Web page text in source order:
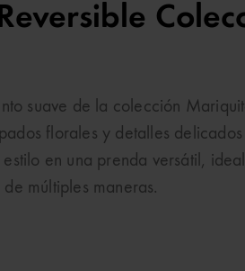
suave de la colección
florales y detalles
en una prenda versátil,
múltiples maneras.